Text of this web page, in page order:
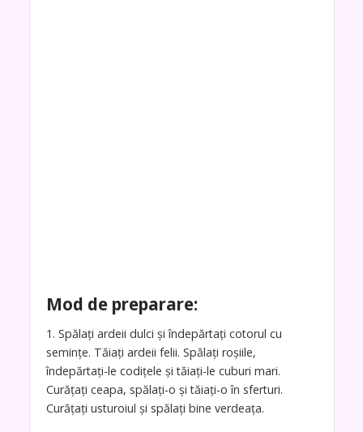
Mod de preparare:
1. Spălați ardeii dulci și îndepărtați cotorul cu
semințe. Tăiați ardeii felii. Spălați roșiile,
îndepărtați-le codițele și tăiați-le cuburi mari.
Curățați ceapa, spălați-o și tăiați-o în sferturi.
Curățați usturoiul și spălați bine verdeața.